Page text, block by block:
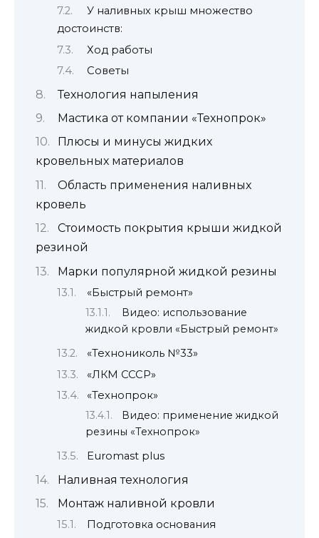
У наливных крыш множество
достоинств:
Ход работы
Советы
Технология напыления
Мастика от компании «Технопрок»
Плюсы и минусы жидких
кровельных материалов
Область применения наливных
кровель
Стоимость покрытия крыши жидкой
резиной
Марки популярной жидкой резины
«Быстрый ремонт»
Видео: использование
жидкой кровли «Быстрый ремонт»
«Технониколь №33»
«ЛКМ СССР»
«Технопрок»
Видео: применение жидкой
резины «Технопрок»
Euromast plus
Наливная технология
Монтаж наливной кровли
Подготовка основания